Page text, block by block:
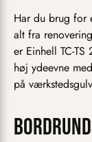
Har du brug for
alt fra
er Einhell TC-
høj ydeevne
på